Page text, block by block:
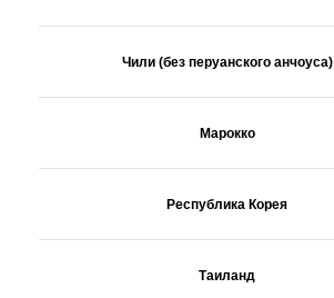
Чили (без перуанского анчоуса)
Марокко
Республика Корея
Таиланд